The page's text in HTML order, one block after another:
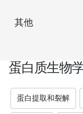
其他
蛋白质生物
蛋白提取和裂解